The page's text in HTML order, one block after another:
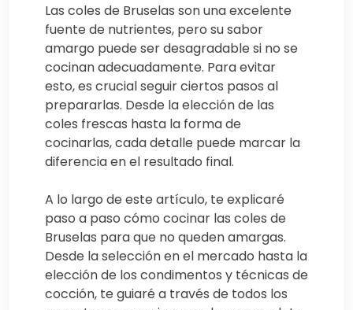
Las coles de Bruselas son una excelente
fuente de nutrientes, pero su sabor
amargo puede ser desagradable si no se
cocinan adecuadamente. Para evitar
esto, es crucial seguir ciertos pasos al
prepararlas. Desde la elección de las
coles frescas hasta la forma de
cocinarlas, cada detalle puede marcar la
diferencia en el resultado final.
A lo largo de este artículo, te explicaré
paso a paso cómo cocinar las coles de
Bruselas para que no queden amargas.
Desde la selección en el mercado hasta la
elección de los condimentos y técnicas de
cocción, te guiaré a través de todos los